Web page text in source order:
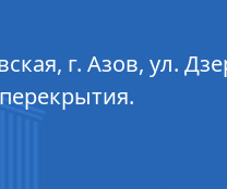
г. Азов, ул.